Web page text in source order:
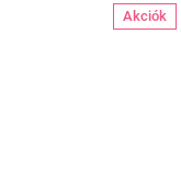
Akciók